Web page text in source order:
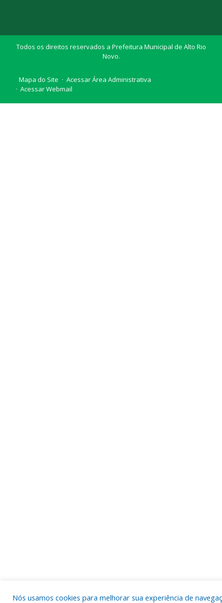
Todos os direitos reservados a Prefeitura Municipal de Alto Rio
Novo.
Mapa do Site
Acessar Área Administrativa
Acessar Webmail
Nós usamos cookies para melhorar sua experiência de